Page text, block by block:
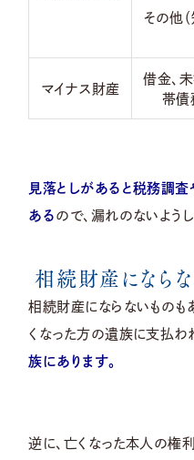
その他
マイナス財産
借金、
帯債
見落としがあると税務調
あるので、漏れのないようし
相続財産になら
相続財産にならないものも
くなった方の遺族に支払わ
族にあります。
逆に、亡くなった本人の権